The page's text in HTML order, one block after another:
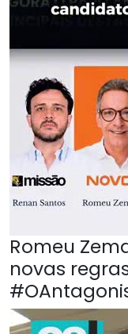
Romeu
novas